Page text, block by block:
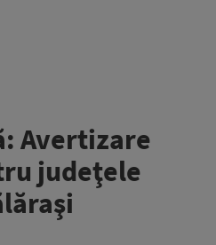
Avertizare
judeţele